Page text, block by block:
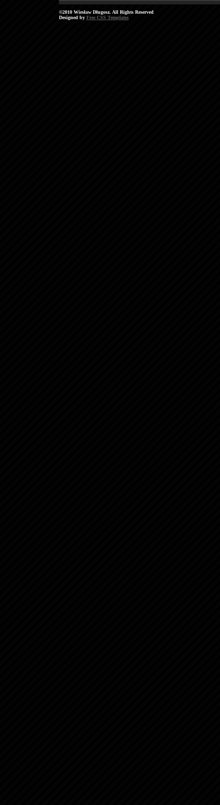
©2010 Wiesław Długosz. All Rights Reserved
Designed by Free CSS Templates